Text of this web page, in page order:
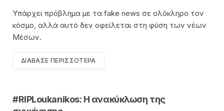
Υπάρχει πρόβλημα με τα fake news σε ολόκληρο τον
κόσμο, αλλά αυτό δεν οφείλεται στη φύση των νέων
Μέσων.
ΔΙΆΒΑΣΕ ΠΕΡΙΣΣΌΤΕΡΑ
#RIPLoukanikos: Η ανακύκλωση της